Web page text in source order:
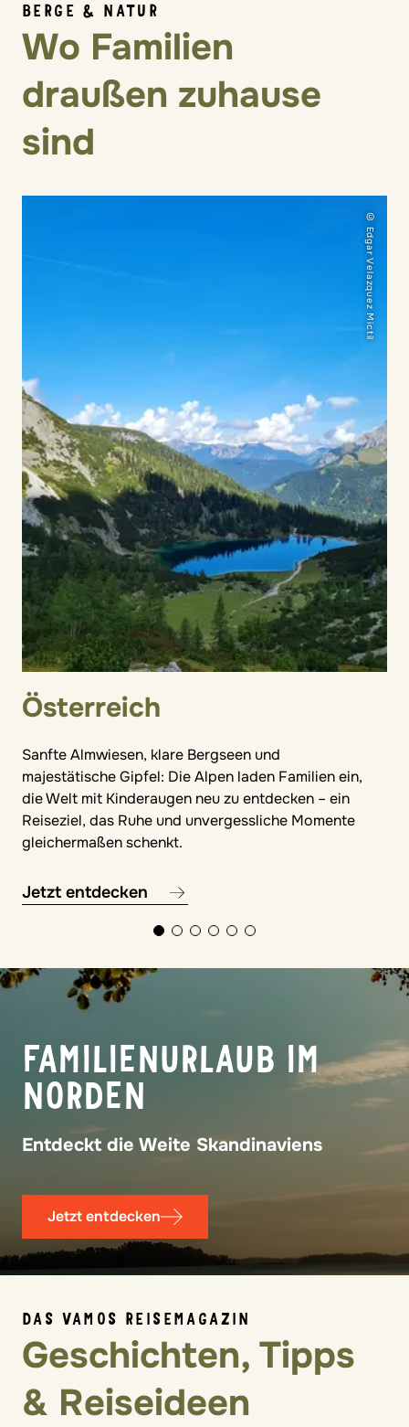
BERGE & NATUR
Wo Familien
draußen zuhause
sind
© Edgar Velazquez Mictil
Österreich
Sanfte Almwiesen, klare Bergseen und
majestätische Gipfel: Die Alpen laden Familien ein,
die Welt mit Kinderaugen neu zu entdecken – ein
Reiseziel, das Ruhe und unvergessliche Momente
gleichermaßen schenkt.
Jetzt entdecken
FAMILIE PUR
Familienurlaub ohne Programm, voller
Gemeinsamkeit
DAS VAMOS REISEMAGAZIN
Geschichten, Tipps
& Reiseideen